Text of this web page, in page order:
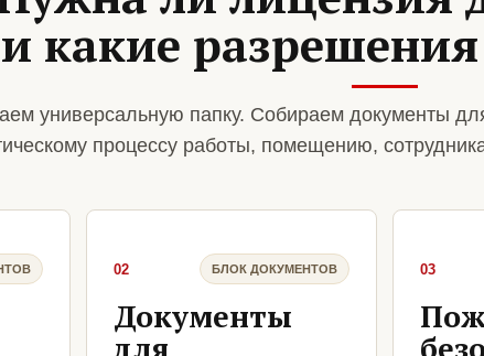
и какие
универсальную папку. Собираем документы
процессу работы, помещению,
02 БЛОК ДОКУМЕНТОВ
Документы
03